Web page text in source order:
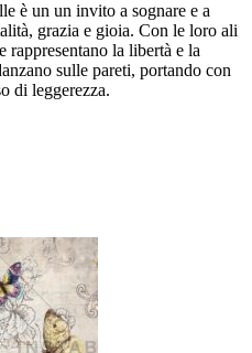
è un un invito a sognare e a
grazia e gioia. Con le loro ali
rappresentano la libertà e la
sulle pareti, portando con
di leggerezza.